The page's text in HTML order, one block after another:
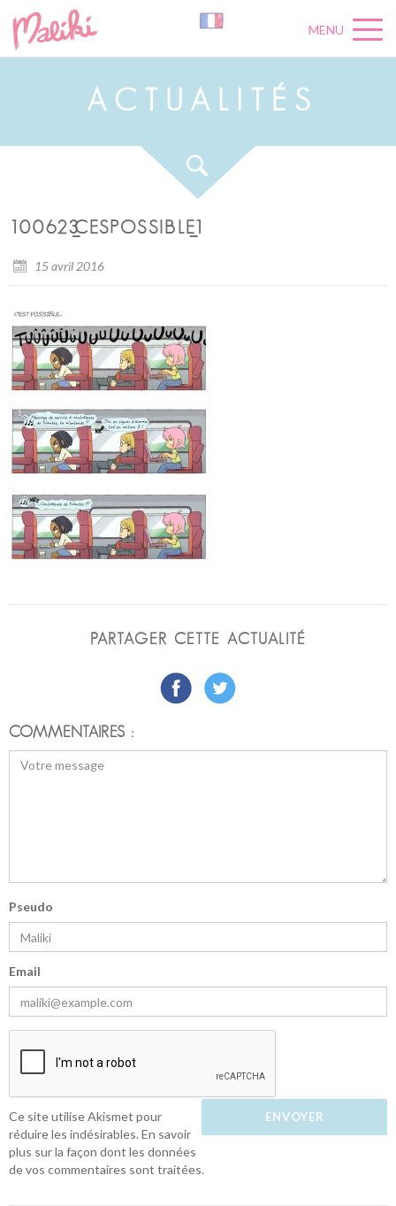
MENU
A C U A L É S
100623_CESPOSSIBLE_1
15 avril 2016
PARTAGER CETTE ACTUALITÉ
COMMENTAIRES :
Pseudo
Email
Ce site utilise Akismet pour
réduire les indésirables.En savoir
plus sur la façon dont les données
de vos commentaires sont traitées.